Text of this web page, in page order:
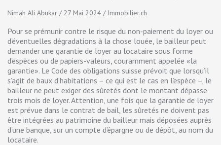
Nimah Ali Abukar / 27 Mai 2024 / Immobilier.ch
Pour se prémunir contre le risque du non-paiement du loyer ou
d’éventuelles dégradations à la chose louée, le bailleur peut
demander une garantie de loyer au locataire sous forme
d’espèces ou de papiers-valeurs, couramment appelée «la
garantie». Le Code des obligations suisse prévoit que lorsqu’il
s’agit de baux d’habitations – ce qui est le cas en l’espèce –, le
bailleur ne peut exiger des sûretés dont le montant dépasse
trois mois de loyer. Attention, une fois que la garantie de loyer
est prévue dans le contrat de bail, les sûretés ne doivent pas
être intégrées au patrimoine du bailleur mais déposées auprès
d’une banque, sur un compte d’épargne ou de dépôt, au nom du
locataire.